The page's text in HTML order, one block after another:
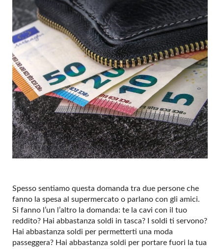
Spesso sentiamo questa domanda tra due persone che
fanno la spesa al supermercato o parlano con gli amici.
Si fanno l’un l’altro la domanda: te la cavi con il tuo
reddito? Hai abbastanza soldi in tasca? I soldi ti servono?
Hai abbastanza soldi per permetterti una moda
passeggera? Hai abbastanza soldi per portare fuori la tua